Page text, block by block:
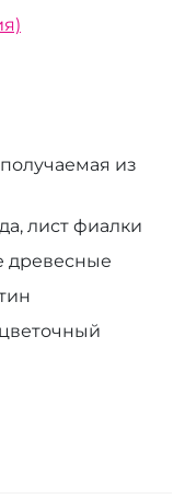
из
лист фиалки
древесные